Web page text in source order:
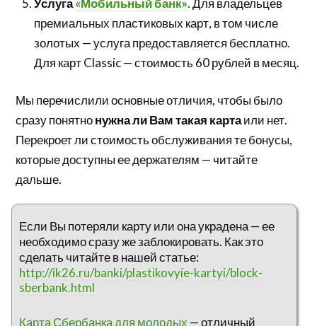
премиальных пластиковых карт, в том числе
золотых — услуга предоставляется бесплатно.
Для карт Classic — стоимость 60 рублей в месяц.
Мы перечислили основные отличия, чтобы было
сразу понятнонужна ли Вам такая картаили нет.
Перекроет ли стоимость обслуживания те бонусы,
которые доступны ее держателям — читайте
дальше.
Если Вы потеряли карту или она украдена — ее
необходимо сразу же заблокировать. Как это
сделать читайте в нашей статье:
http://ik26.ru/banki/plastikovyie-kartyi/block-
sberbank.html
Карта Сбербанка для молодых — отличный